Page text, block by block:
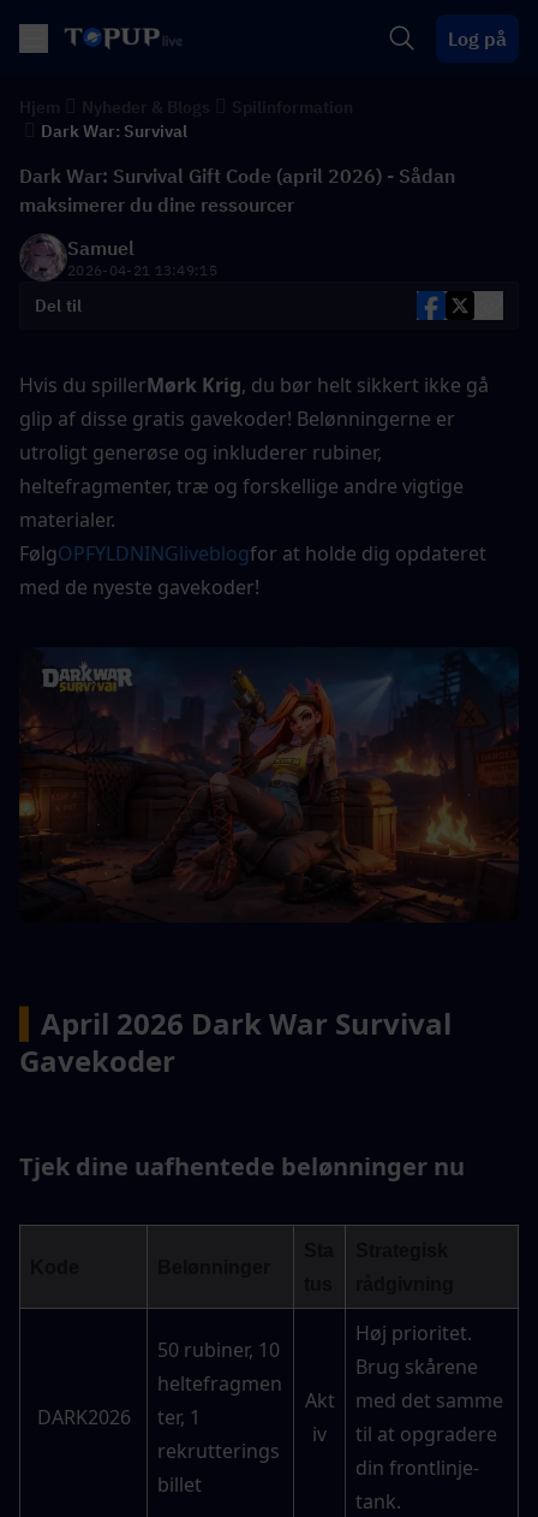
Log på
Dark War: Survival
Dark War: Survival Gift Code (april 2026) - Sådan
maksimerer du dine ressourcer
Samuel
2026-04-21 13:49:15
Del til
Hvis du spillerMørk Krig, du bør helt sikkert ikke gå
glip af disse gratis gavekoder! Belønningerne er
utroligt generøse og inkluderer rubiner,
heltefragmenter, træ og forskellige andre vigtige
materialer.
FølgOPFYLDNINGliveblogfor at holde dig opdateret
med de nyeste gavekoder!
April 2026 Dark War Survival
Gavekoder
Tjek dine uafhentede belønninger nu
DARK2026
50 rubiner, 10
heltefragmen
ter, 1
rekrutterings
billet
Akt
iv
Høj prioritet.
Brug skårene
med det samme
til at opgradere
din frontlinje-
tank.